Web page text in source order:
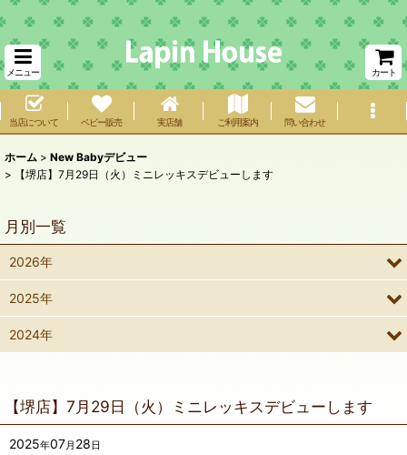
メニュー カート
当店について ベビー販売 実店舗 ご利用案内 問い合わせ
ホーム > New Babyデビュー
>
【堺店】7月29日（火）ミニレッキスデビューします
【堺店】7月29日（火）ミニレッキスデビューします
2025年07月 28日
月別一覧
2026年
2025年
2024年